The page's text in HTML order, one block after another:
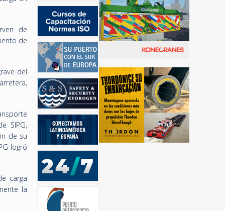
de
de
del
SIPG,
de su
logró
carga
la